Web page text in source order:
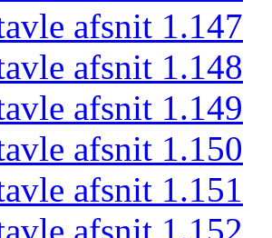
afsnit 1.147
afsnit 1.148
afsnit 1.149
afsnit 1.150
afsnit 1.151
afsnit 1.152